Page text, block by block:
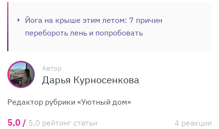
Йога на крыше этим летом: 7 причин
перебороть лень и попробовать
Автор
Дарья Курносенкова
Редактор рубрики «Уютный дом»
5,0 / 5,0 рейтинг статьи
4 реакции